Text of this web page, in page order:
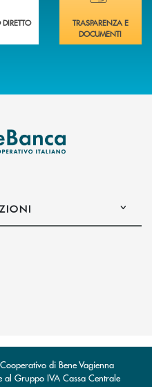
TRASPARENZA E
DOCUMENTI
l’app di posta elettronica)
di posta elettronica)
di Bene Vagienna
al Gruppo IVA Cassa Centrale